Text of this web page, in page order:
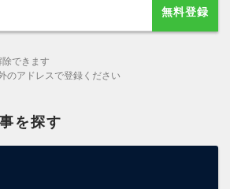
無料登録
できます
のアドレスで登録ください
を探す